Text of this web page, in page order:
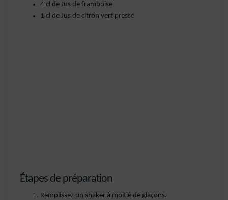
4 cl de Jus de framboise
1 cl de Jus de citron vert pressé
Étapes de préparation
Remplissez un shaker à moitié de glaçons.